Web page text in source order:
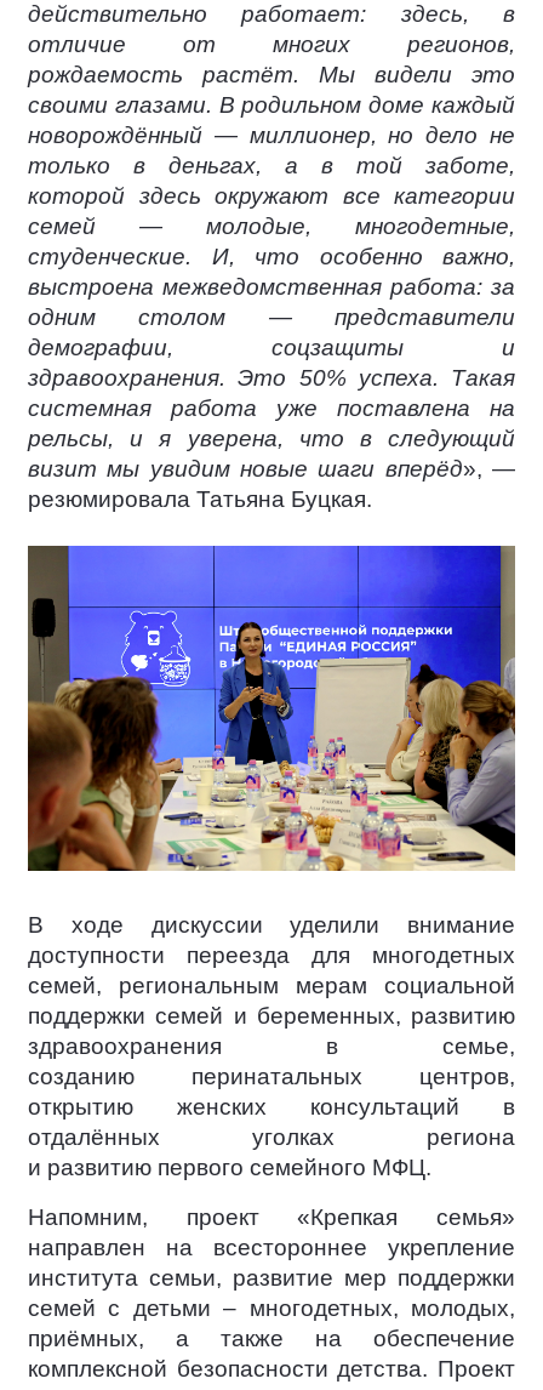
действительно работает: здесь, в
отличие от многих регионов,
рождаемость растёт. Мы видели это
своими глазами. В родильном доме каждый
новорождённый — миллионер, но дело не
только в деньгах, а в той заботе,
которой здесь окружают все категории
семей — молодые, многодетные,
студенческие. И, что особенно важно,
выстроена межведомственная работа: за
одним столом — представители
демографии, соцзащиты и
здравоохранения. Это 50% успеха. Такая
системная работа уже поставлена на
рельсы, и я уверена, что в следующий
визит мы увидим новые шаги вперёд», —
резюмировала Татьяна Буцкая.
В ходе дискуссии уделили внимание
доступности переезда для многодетных
семей, региональным мерам социальной
поддержки семей и беременных, развитию
здравоохранения в семье,
созданию перинатальных центров,
открытию женских консультаций в
отдалённых уголках региона
и развитию первого семейного МФЦ.
Напомним, проект «Крепкая семья»
направлен на всестороннее укрепление
института семьи, развитие мер поддержки
семей с детьми – многодетных, молодых,
приёмных, а также на обеспечение
комплексной безопасности детства. Проект